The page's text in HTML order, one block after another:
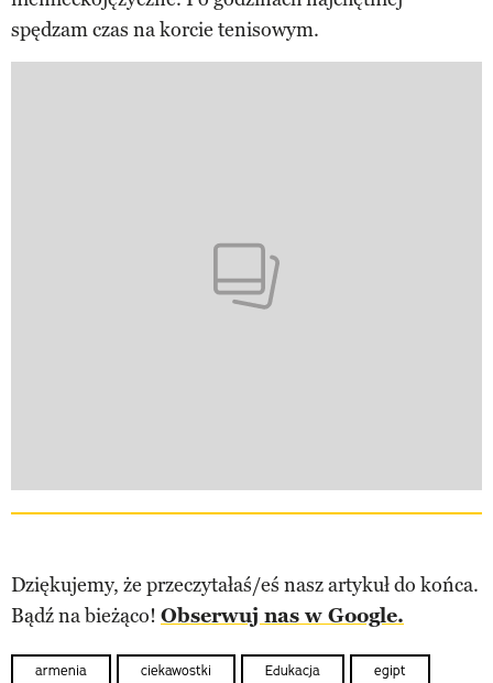
spędzam czas na korcie tenisowym.
Dziękujemy, że przeczytałaś/eś nasz artykuł do końca.
Bądź na bieżąco! Obserwuj nas w Google.
armenia ciekawostki Edukacja egipt